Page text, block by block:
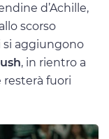
d’Achille,
scorso
si aggiungono
, in rientro a
resterà fuori